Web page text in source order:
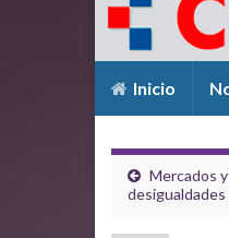
Inicio
Mercados